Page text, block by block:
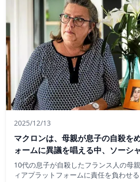
2025/12/13
マクロンは、母親が息子の自殺を
ォームに異議を唱える中、ソーシ
を熟考する
10代の息子が自殺したフランス人の母
ィアプラットフォームに責任を負わせ